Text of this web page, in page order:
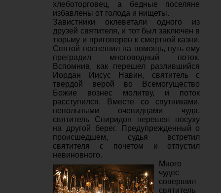
хлеботорговец, а бедные поселяне
избавлены от голода и нищеты.
Завистники оклеветали одного из
друзей святителя, и тот был заключен в
тюрьму и приговорен к смертной казни.
Святой поспешил на помощь, путь ему
преградил многоводный поток.
Вспомнив, как перешел разлившийся
Иордан Иисус Навин, святитель с
твердой верой во Всемогущество
Божие вознес молитву, и поток
расступился. Вместе со спутниками,
невольными очевидцами чуда,
святитель Спиридон перешел посуху
на другой берег. Предупрежденный о
происшедшем, судья встретил
святителя с почетом и отпустил
невиновного.
Много
чудес
совершил
святитель